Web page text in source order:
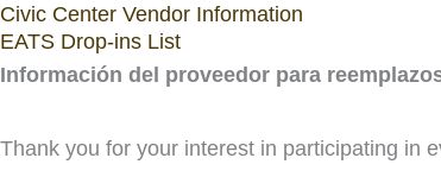
Civic Center Vendor Information
EATS Drop-ins List
Información del proveedor para
Thank you for your interest in participating in